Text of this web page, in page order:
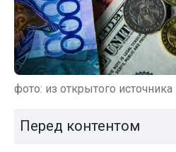
фото: из открытого источника
Перед контентом